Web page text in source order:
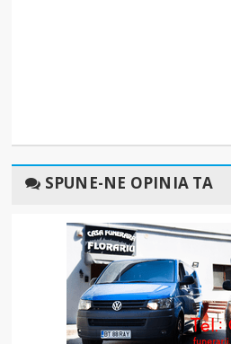
SPUNE-NE OPINIA TA